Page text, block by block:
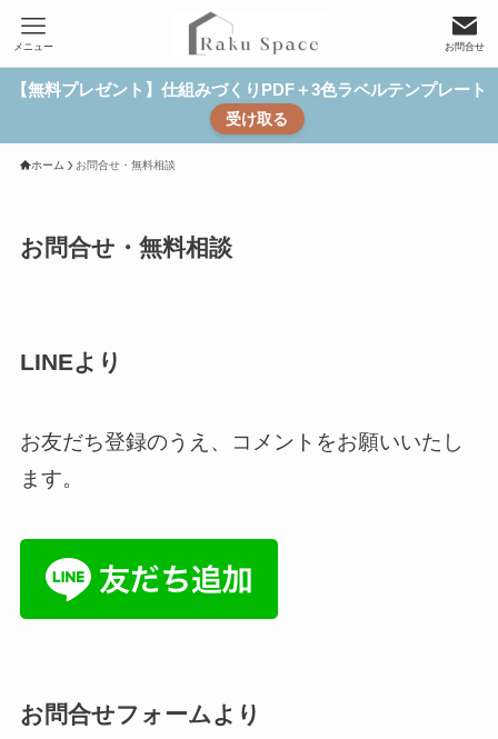
お問合せ
メニュー
【無料プレゼント】仕組みづくりPDF＋3色ラベルテンプレート
受け取る
ホーム お問合せ・無料相談
お問合せ・無料相談
LINEより
お友だち登録のうえ、コメントをお願いいたし
ます。
お問合せフォームより